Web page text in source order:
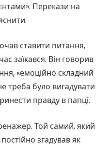
Перекази на
ставити питання,
заїкався. Він говорив
«емоційно складний
треба було вигадувати
правду в папці.
Той самий, який
згадував як